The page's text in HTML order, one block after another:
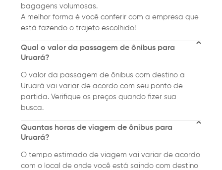
bagagens volumosas.
A melhor forma é você conferir com a empresa que
está fazendo o trajeto escolhido!
Qual o valor da passagem de ônibus para
Uruará?
O valor da passagem de ônibus com destino a
Uruará vai variar de acordo com seu ponto de
partida. Verifique os preços quando fizer sua
busca.
Quantas horas de viagem de ônibus para
Uruará?
O tempo estimado de viagem vai variar de acordo
com o local de onde você está saindo com destino